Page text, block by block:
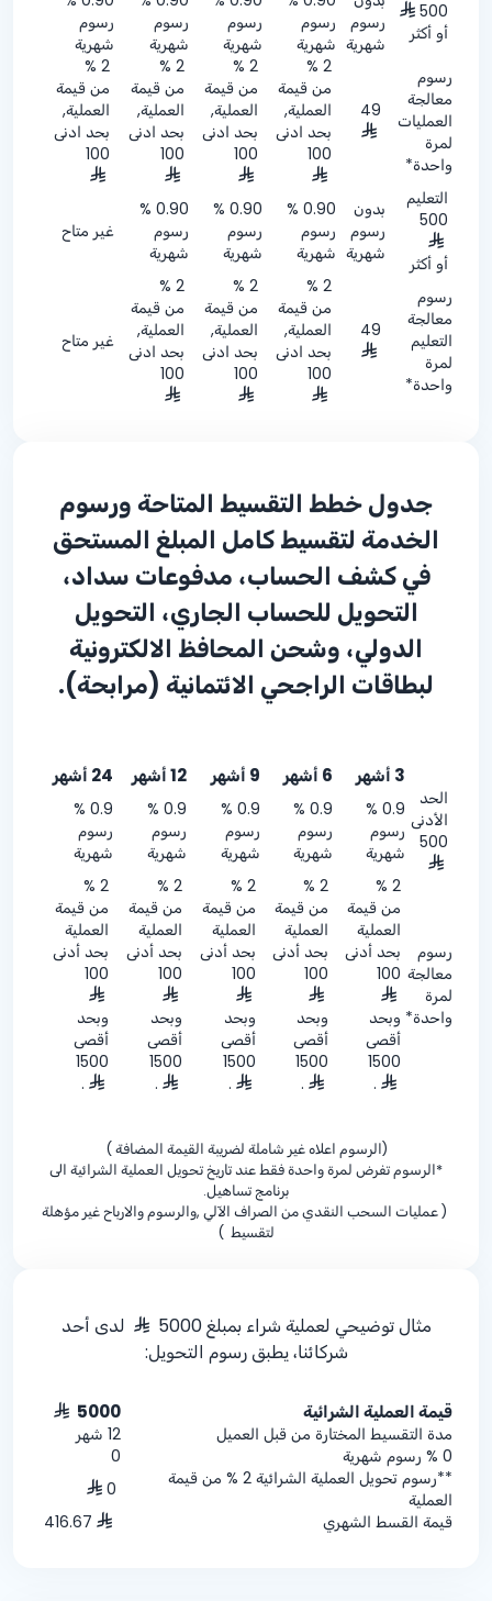
500
أو أكثر
رسوم
شهرية
رسوم
شهرية
رسوم
شهرية
رسوم
شهرية
رسوم
شهرية
رسوم
معالجة
العمليات
لمرة
واحدة*
49
% 2
من قيمة
العملية,
بحد ادنى
100
% 2
من قيمة
العملية,
بحد ادنى
100
% 2
من قيمة
العملية,
بحد ادنى
100
% 2
من قيمة
العملية,
بحد ادنى
100
التعليم
500
أو أكثر
بدون
رسوم
شهرية
0.90 %
رسوم
شهرية
0.90 %
رسوم
شهرية
0.90 %
رسوم
شهرية
غير متاح
رسوم
معالجة
التعليم
لمرة
واحدة*
49
% 2
من قيمة
العملية,
بحد ادنى
100
% 2
من قيمة
العملية,
بحد ادنى
100
% 2
من قيمة
العملية,
بحد ادنى
100
غير متاح
جدول خطط التقسيط المتاحة ورسوم
الخدمة لتقسيط كامل المبلغ المستحق
في كشف الحساب، مدفوعات سداد،
التحويل للحساب الجاري، التحويل
الدولي، وشحن المحافظ الالكترونية
لبطاقات الراجحي الائتمانية (مرابحة).
3 أشهر 6 أشهر 9 أشهر 12 أشهر 24 أشهر
الحد
الأدنى
500
0.9 %
رسوم
شهرية
0.9 %
رسوم
شهرية
0.9 %
رسوم
شهرية
0.9 %
رسوم
شهرية
0.9 %
رسوم
شهرية
رسوم
معالجة
لمرة
واحدة*
% 2
من قيمة
العملية
بحد أدنى
100
وبحد
أقصى
1500
.
% 2
من قيمة
العملية
بحد أدنى
100
وبحد
أقصى
1500
.
% 2
من قيمة
العملية
بحد أدنى
100
وبحد
أقصى
1500
.
% 2
من قيمة
العملية
بحد أدنى
100
وبحد
أقصى
1500
.
% 2
من قيمة
العملية
بحد أدنى
100
وبحد
أقصى
1500
.
(الرسوم اعلاه غير شاملة لضريبة القيمة المضافة )
*الرسوم تفرض لمرة واحدة فقط عند تاريخ تحويل العملية الشرائية الى
برنامج تساهيل.
( عمليات السحب النقدي من الصراف الآلي ,والرسوم والارباح غير مؤهلة
لتقسيط )
مثال توضيحي لعملية شراء بمبلغ 5000
لدى أحد
شركائنا، يطبق رسوم التحويل:
قيمة العملية الشرائية 5000
مدة التقسيط المختارة من قبل العميل
12 شهر
0 % رسوم شهرية
0
**رسوم تحويل العملية الشرائية 2 % من قيمة
العملية
0
قيمة القسط الشهري
416.67